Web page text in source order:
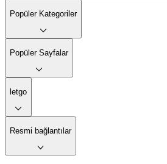
Popüler Kategoriler
Popüler Sayfalar
letgo
Resmi bağlantılar